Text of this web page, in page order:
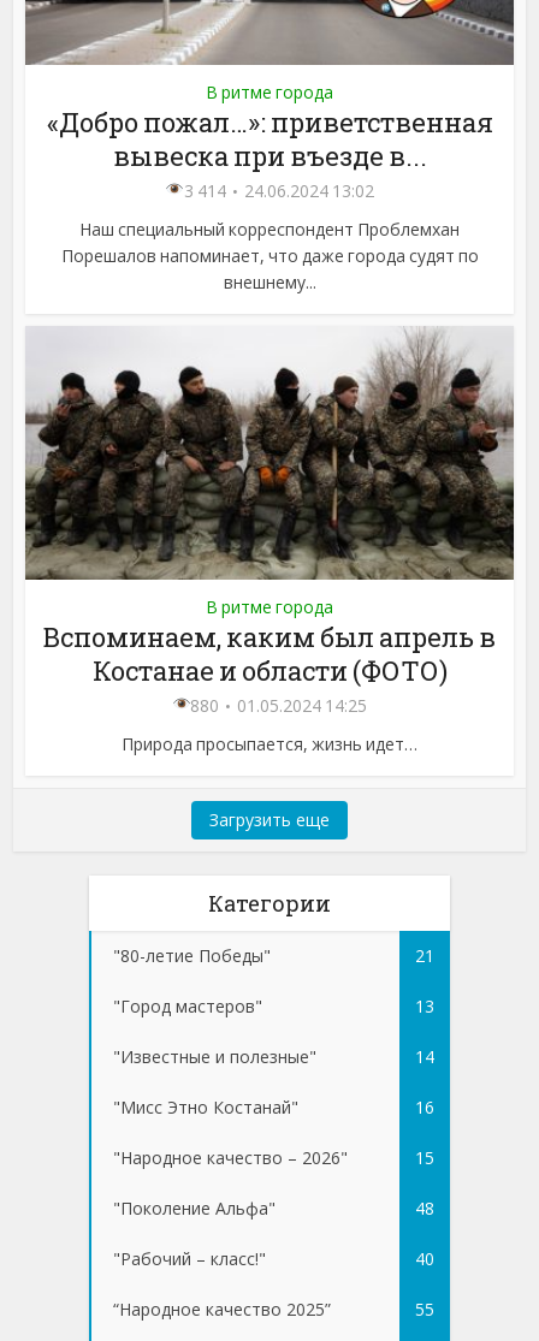
В ритме города
«Добро пожал…»: приветственная
вывеска при въезде в...
3 414
24.06.2024 13:02
Наш специальный корреспондент Проблемхан
Порешалов напоминает, что даже города судят по
внешнему...
В ритме города
Вспоминаем, каким был апрель в
Костанае и области (ФОТО)
880
01.05.2024 14:25
Природа просыпается, жизнь идет…
Загрузить еще
Категории
"80-летие Победы" 21
"Город мастеров" 13
"Известные и полезные" 14
"Мисс Этно Костанай" 16
"Народное качество – 2026" 15
"Поколение Альфа" 48
"Рабочий – класс!" 40
“Народное качество 2025” 55